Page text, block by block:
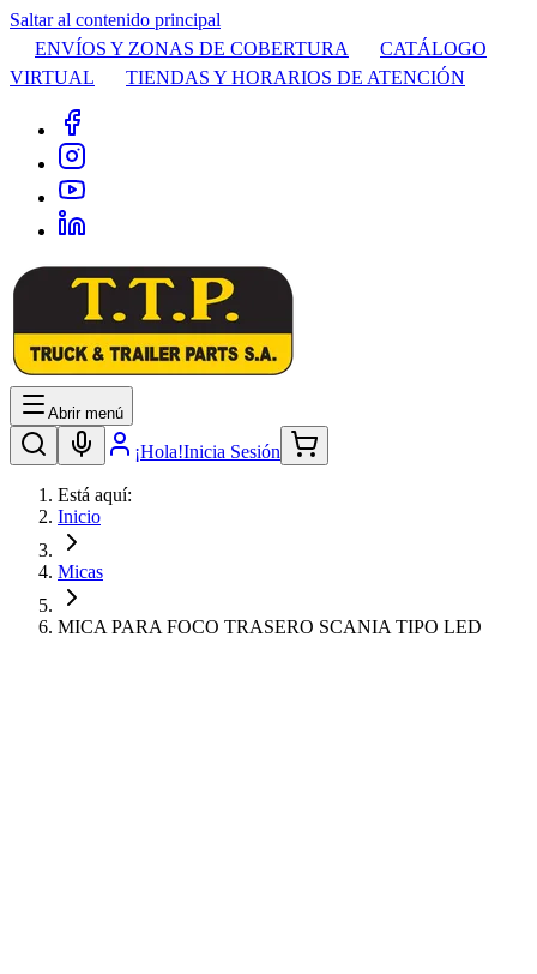
Saltar al contenido principal
ENVÍOS Y ZONAS DE COBERTURA
CATÁLOGO
VIRTUAL
TIENDAS Y HORARIOS DE ATENCIÓN
Abrir menú
¡Hola!Inicia Sesión
Está aquí:
Inicio
Micas
MICA PARA FOCO TRASERO SCANIA TIPO LED